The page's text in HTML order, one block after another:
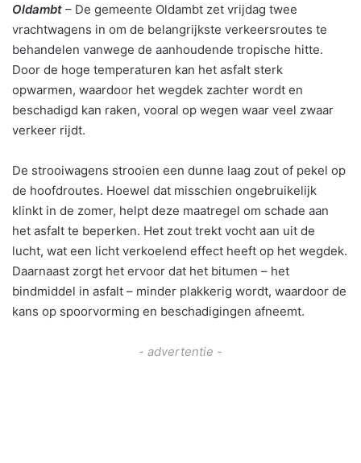
Oldambt – De gemeente Oldambt zet vrijdag twee
vrachtwagens in om de belangrijkste verkeersroutes te
behandelen vanwege de aanhoudende tropische hitte.
Door de hoge temperaturen kan het asfalt sterk
opwarmen, waardoor het wegdek zachter wordt en
beschadigd kan raken, vooral op wegen waar veel zwaar
verkeer rijdt.
De strooiwagens strooien een dunne laag zout of pekel op
de hoofdroutes. Hoewel dat misschien ongebruikelijk
klinkt in de zomer, helpt deze maatregel om schade aan
het asfalt te beperken. Het zout trekt vocht aan uit de
lucht, wat een licht verkoelend effect heeft op het wegdek.
Daarnaast zorgt het ervoor dat het bitumen – het
bindmiddel in asfalt – minder plakkerig wordt, waardoor de
kans op spoorvorming en beschadigingen afneemt.
- advertentie -